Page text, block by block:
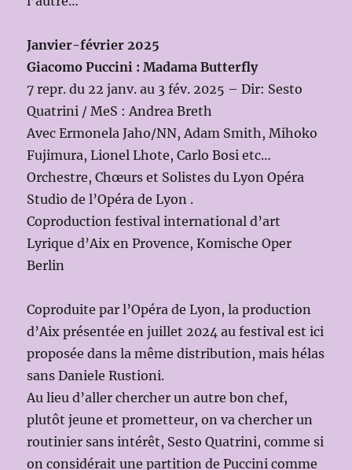
Janvier-février 2025
Giacomo Puccini : Madama Butterfly
7 repr. du 22 janv. au 3 fév. 2025 – Dir: Sesto
Quatrini / MeS : Andrea Breth
Avec Ermonela Jaho/NN, Adam Smith, Mihoko
Fujimura, Lionel Lhote, Carlo Bosi etc…
Orchestre, Chœurs et Solistes du Lyon Opéra
Studio de l’Opéra de Lyon .
Coproduction festival international d’art
Lyrique d’Aix en Provence, Komische Oper
Berlin
Coproduite par l’Opéra de Lyon, la production
d’Aix présentée en juillet 2024 au festival est ici
proposée dans la même distribution, mais hélas
sans Daniele Rustioni.
Au lieu d’aller chercher un autre bon chef,
plutôt jeune et prometteur, on va chercher un
routinier sans intérêt, Sesto Quatrini, comme si
on considérait une partition de Puccini comme